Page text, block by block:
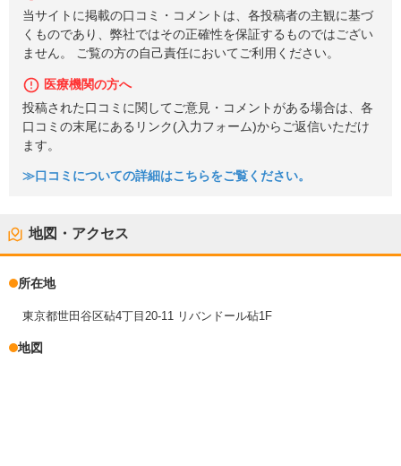
当サイトに掲載の口コミ・コメントは、各投稿者の主観に基づ
くものであり、弊社ではその正確性を保証するものではござい
ません。 ご覧の方の自己責任においてご利用ください。
医療機関の方へ
投稿された口コミに関してご意見・コメントがある場合は、各
口コミの末尾にあるリンク(入力フォーム)からご返信いただけ
ます。
≫口コミについての詳細はこちらをご覧ください。
地図・アクセス
所在地
東京都世田谷区砧4丁目20-11 リバンドール砧1F
地図